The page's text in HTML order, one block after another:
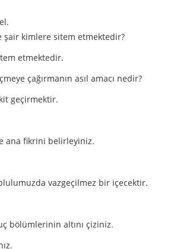
şair kimlere sitem etmektedir?
etmektedir.
çağırmanın asıl amacı nedir?
geçirmektir.
ana fikrini belirleyiniz.
vazgeçilmez bir içecektir.
bölümlerinin altını çiziniz.